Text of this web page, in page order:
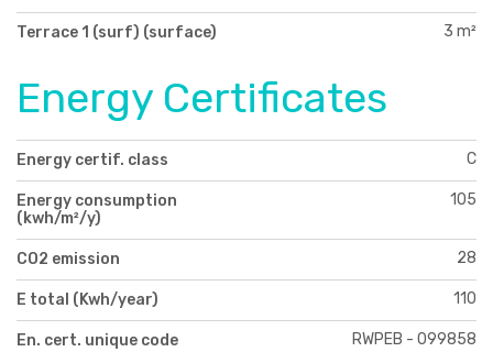
Terrace 1 (surf) (surface) 3 m²
Energy Certificates
Energy certif. class C
Energy consumption
(kwh/m²/y)
105
CO2 emission 28
E total (Kwh/year) 110
En. cert. unique code RWPEB - 099858